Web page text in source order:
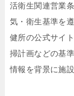
活衛生関連営業
気・衛生基準を
健所の公式サイ
掃計画などの基
情報を背景に施